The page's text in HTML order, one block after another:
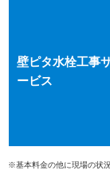
壁ピタ水栓工事
ービス
※基本料金の他に現場の状